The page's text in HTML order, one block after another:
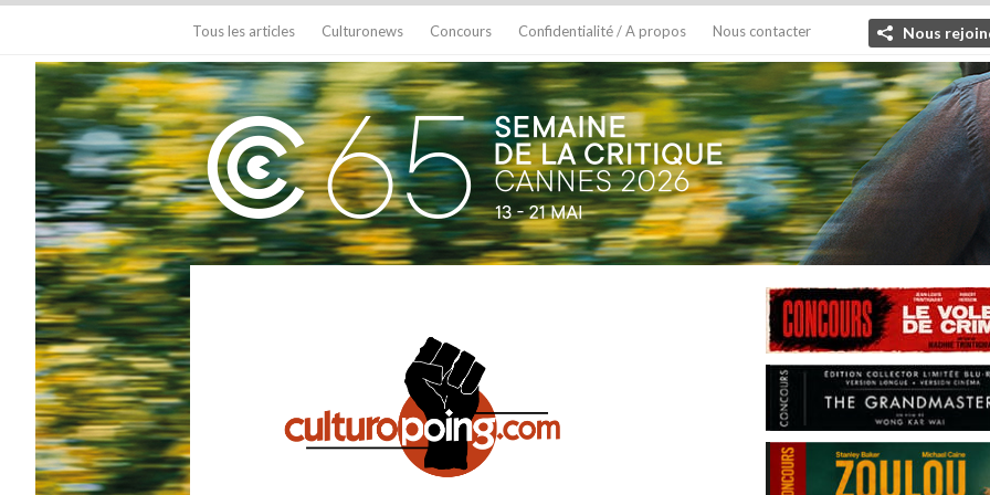
Tous les articles Culturonews Concours Confidentialité / A propos Nous contacter Nous